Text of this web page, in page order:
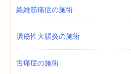
線維筋痛症の施術
潰瘍性大腸炎の施術
舌痛症の施術